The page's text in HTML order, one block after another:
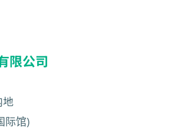
限公司
地
际馆)